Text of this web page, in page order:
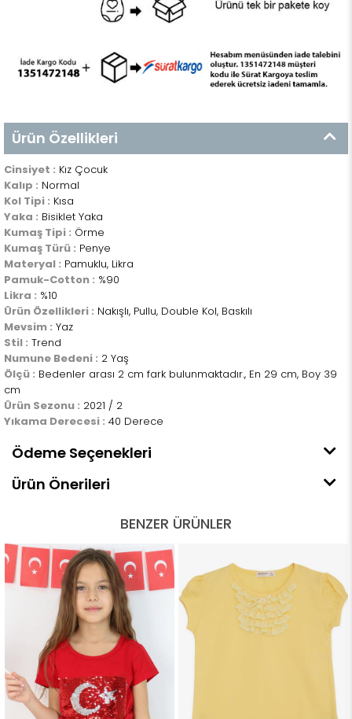
Ürün Özellikleri
Cinsiyet : Kız Çocuk
Kalıp : Normal
Kol Tipi : Kısa
Yaka : Bisiklet Yaka
Kumaş Tipi : Örme
Kumaş Türü : Penye
Materyal : Pamuklu, Likra
Pamuk-Cotton : %90
Likra : %10
Ürün Özellikleri : Nakışlı, Pullu, Double Kol, Baskılı
Mevsim : Yaz
Stil : Trend
Numune Bedeni : 2 Yaş
Ölçü : Bedenler arası 2 cm fark bulunmaktadır., En 29 cm, Boy 39
cm
Ürün Sezonu : 2021 / 2
Yıkama Derecesi : 40 Derece
Ödeme Seçenekleri
Ürün Önerileri
BENZER ÜRÜNLER